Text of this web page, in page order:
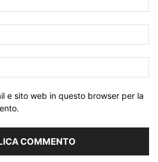
e sito web in questo browser per la